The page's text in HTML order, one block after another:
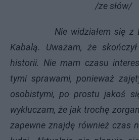
/ze słów/
Nie widziałem się z E.
Kabalą. Uważam, że
historii. Nie mam czasu
tymi sprawami, ponieważ
osobistymi, po prostu jakoś
wykluczam, że jak trochę
zapewne znajdę również czas